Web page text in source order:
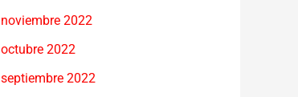
noviembre 2022
octubre 2022
septiembre 2022